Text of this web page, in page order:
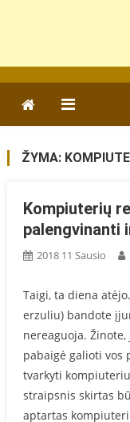
ŽYMA:
Kompiuterių
palengvinanti
2018 11 Sausio
Taigi, ta diena
erzuliu) bandote
nereaguoja.
pabaigė galioti vos
tvarkyti
straipsnis skirtas
aptartas